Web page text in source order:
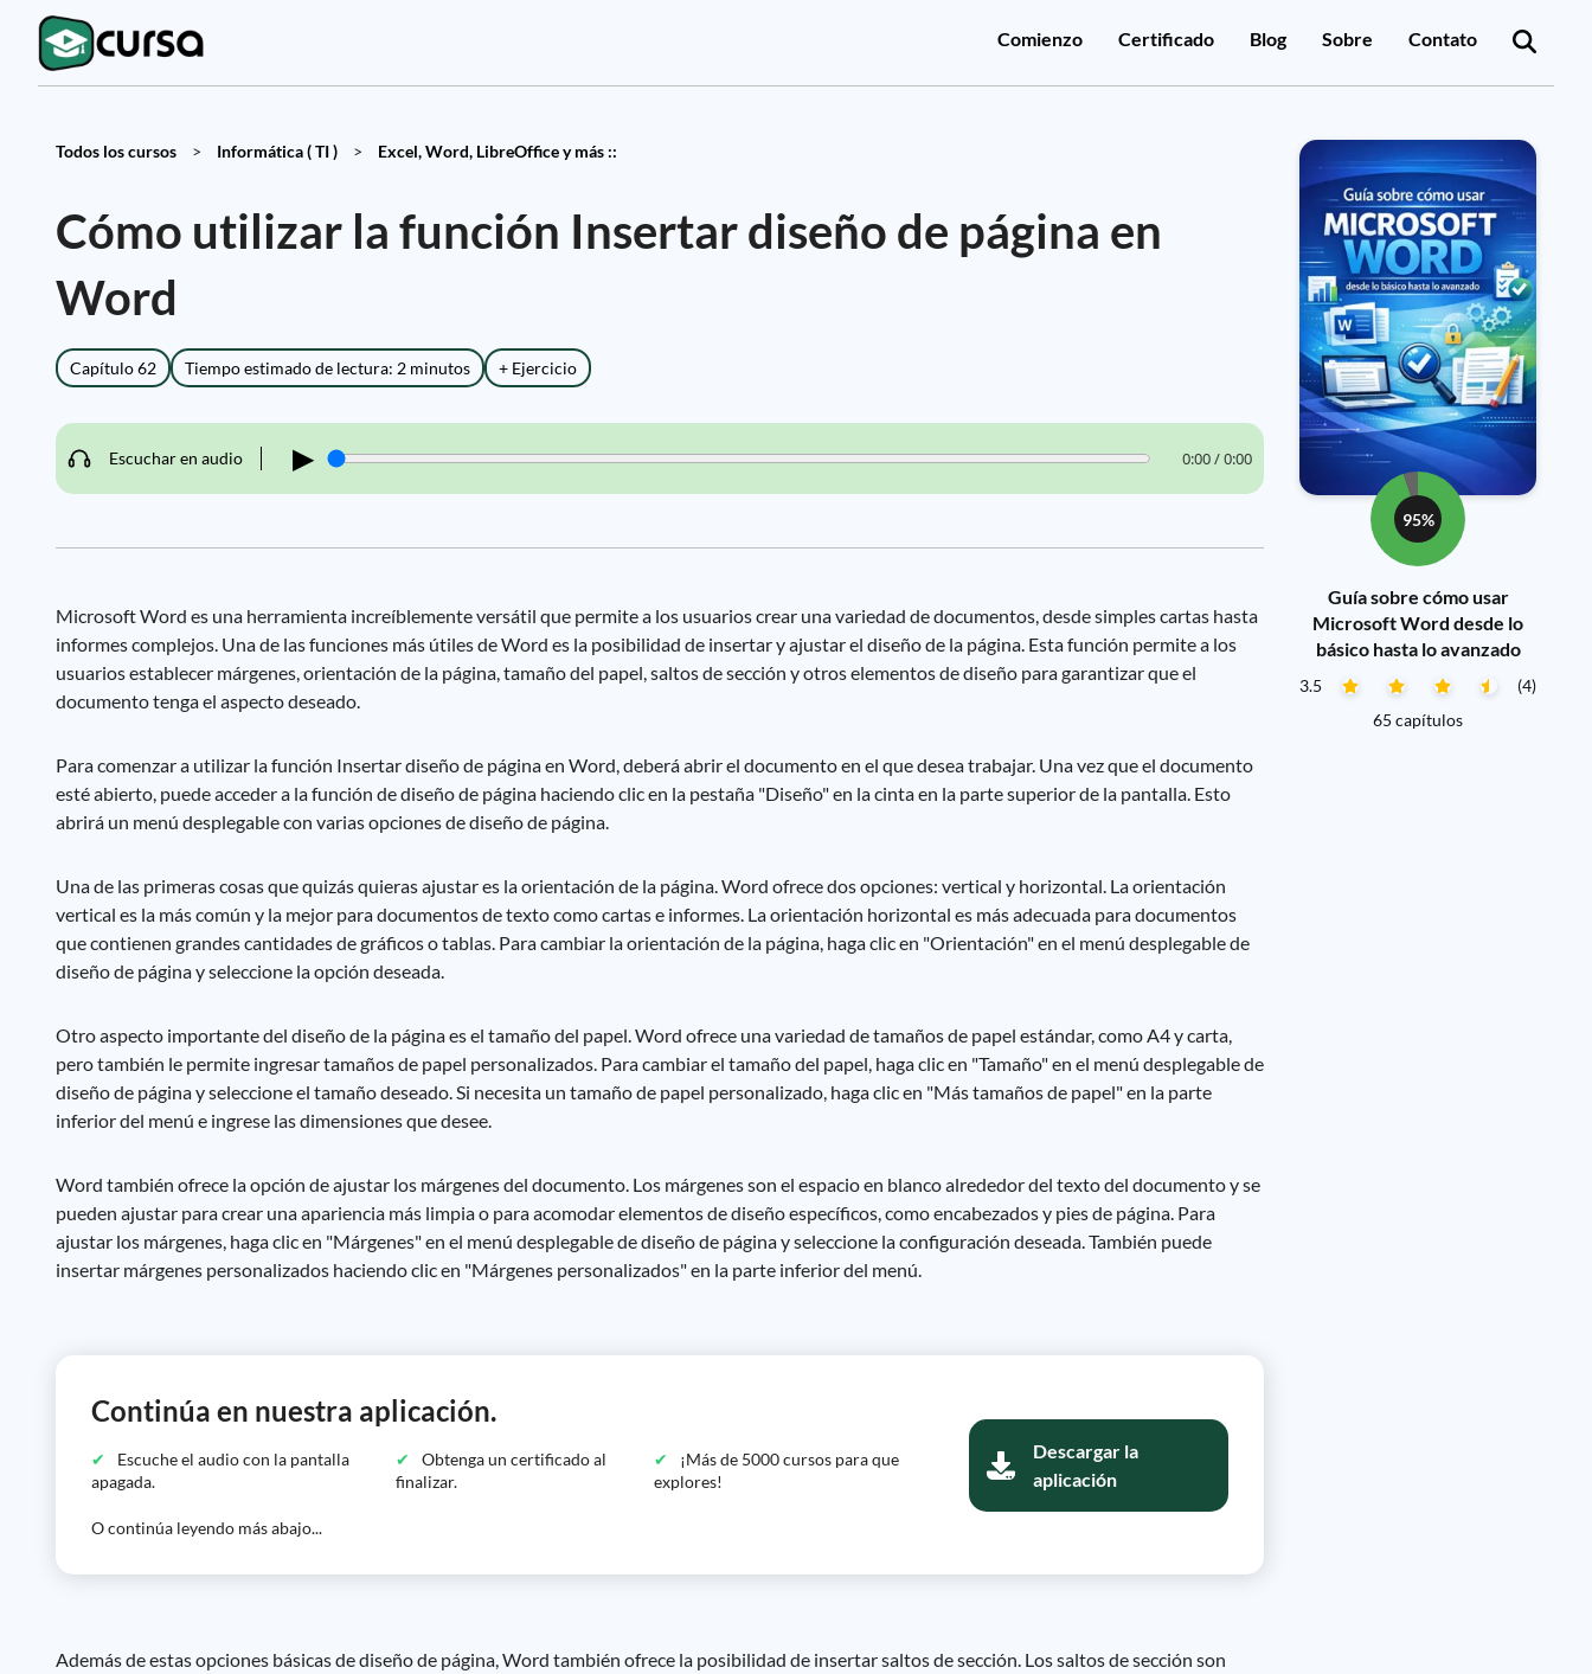
Comienzo Certificado Blog Sobre Contato
Todos los cursos > Informática ( TI ) > Excel, Word, LibreOffice y más ::
Cómo utilizar la función Insertar diseño de página en
Word
Capítulo 62 Tiempo estimado de lectura: 2 minutos + Ejercicio
Escuchar en audio ▶ 0:00 / 0:00
Microsoft Word es una herramienta increíblemente versátil que permite a los usuarios crear una variedad de documentos, desde simples cartas hasta
informes complejos. Una de las funciones más útiles de Word es la posibilidad de insertar y ajustar el diseño de la página. Esta función permite a los
usuarios establecer márgenes, orientación de la página, tamaño del papel, saltos de sección y otros elementos de diseño para garantizar que el
documento tenga el aspecto deseado.
Para comenzar a utilizar la función Insertar diseño de página en Word, deberá abrir el documento en el que desea trabajar. Una vez que el documento
esté abierto, puede acceder a la función de diseño de página haciendo clic en la pestaña "Diseño" en la cinta en la parte superior de la pantalla. Esto
abrirá un menú desplegable con varias opciones de diseño de página.
Una de las primeras cosas que quizás quieras ajustar es la orientación de la página. Word ofrece dos opciones: vertical y horizontal. La orientación
vertical es la más común y la mejor para documentos de texto como cartas e informes. La orientación horizontal es más adecuada para documentos
que contienen grandes cantidades de gráficos o tablas. Para cambiar la orientación de la página, haga clic en "Orientación" en el menú desplegable de
diseño de página y seleccione la opción deseada.
Otro aspecto importante del diseño de la página es el tamaño del papel. Word ofrece una variedad de tamaños de papel estándar, como A4 y carta,
pero también le permite ingresar tamaños de papel personalizados. Para cambiar el tamaño del papel, haga clic en "Tamaño" en el menú desplegable de
diseño de página y seleccione el tamaño deseado. Si necesita un tamaño de papel personalizado, haga clic en "Más tamaños de papel" en la parte
inferior del menú e ingrese las dimensiones que desee.
Word también ofrece la opción de ajustar los márgenes del documento. Los márgenes son el espacio en blanco alrededor del texto del documento y se
pueden ajustar para crear una apariencia más limpia o para acomodar elementos de diseño específicos, como encabezados y pies de página. Para
ajustar los márgenes, haga clic en "Márgenes" en el menú desplegable de diseño de página y seleccione la configuración deseada. También puede
insertar márgenes personalizados haciendo clic en "Márgenes personalizados" en la parte inferior del menú.
Continúa en nuestra aplicación.
Escuche el audio con la pantalla
apagada.
Obtenga un certificado al
finalizar.
¡Más de 5000 cursos para que
explores!
O continúa leyendo más abajo...
Descargar la
aplicación
Además de estas opciones básicas de diseño de página, Word también ofrece la posibilidad de insertar saltos de sección. Los saltos de sección son
95%
Guía sobre cómo usar
Microsoft Word desde lo
básico hasta lo avanzado
3.5
(4)
65 capítulos